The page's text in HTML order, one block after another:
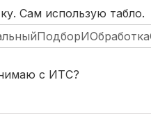
Сам использую табло.
с ИТС?